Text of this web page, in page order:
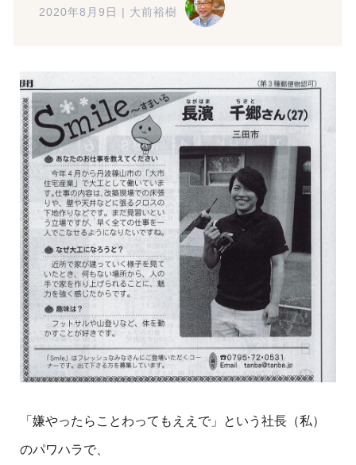
2020年8月9日 大前裕樹
「嫌やったらことわってもええで」という社長（私）
のパワハラで、